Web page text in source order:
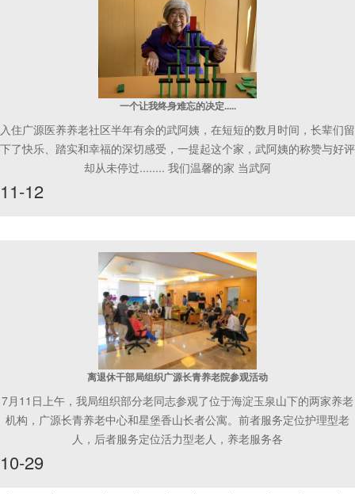
一个让我终身难忘的决定.....
入住广源医养养老社区半年有余的武阿姨，在短短的数月时间，长辈们留
下了快乐、踏实和幸福的深切感受，一提起这个家，武阿姨的称赞与好评
却从未停过........ 我们温馨的家 当武阿
11-12
离退休干部局组织广源长青养老院参观活动
7月11日上午，我局组织部分老同志参观了位于海淀玉泉山下的两家养老
机构，广源长青养老中心和星堡香山长者公寓。前者服务定位护理型老
人，后者服务定位活力型老人，养老服务各
10-29